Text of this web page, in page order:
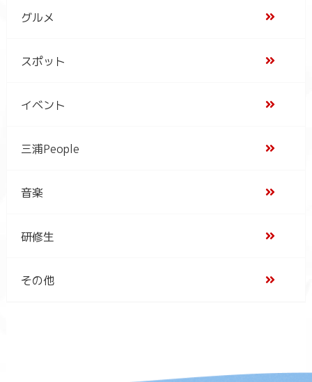
グルメ
スポット
イベント
三浦People
音楽
研修生
その他